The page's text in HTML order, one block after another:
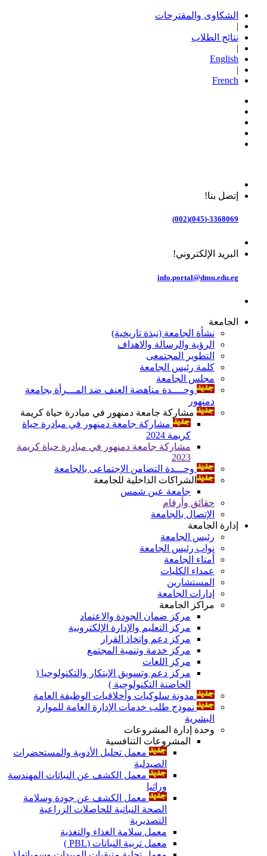
الشكاوى والمقترحات
|
نتائج الطلاب
|
English
|
French
إتصل بنا!
3368069-(045)(002)
البريد الإلكتروني!
info.portal@dmu.edu.eg
الجامعة
نشأة الجامعة (نبذة تاريخية)
الرؤية والرسالة والاهداف
التطوير المجتمعى
كلمة رئيس الجامعة
مجلس الجامعة
وحــــدة مناهضة العنف ضد المـــرأة بجامعة
دمنهور
مشاركة جامعة دمنهور في مبادرة حياة كريمة
مشاركة جامعة دمنهور في مبادرة حياة
كريمة 2024
مشاركة جامعة دمنهور في مبادرة حياة كريمة
2023
وحـــدة التضامن الإجتماعى بالجامعة
الشراكات الداخلية للجامعة
جامعة عين شمس
حقائق وأرقام
الإتصال بالجامعة
إدارة الجامعة
رئيس الجامعة
نواب رئيس الجامعة
أمناء الجامعة
عمداء الكليات
المستشارين
إدارات الجامعة
مراكز الجامعة
مركز ضمان الجودة والاعتماد
مركز التعليم والإدارة الإلكترونية
مركز دعم وإتخاذ القرار
مركز خدمة وتنمية المجتمع
مركز اللغات
مركز دعم وتسويق الإبتكار والتكنولوجيا (
الحاضنة التكنولوجية )
مدونة سلوكيات وأخلاقيات الوظيفة العامة
نموذج طلب خدمات الإدارة العامة للموارد
البشرية
وحدة إدارة المشروعات
المشروعات التنافسية
معمل تحليل الأدوية والمستحضرات
الصيدلية
معمل الكشف عن النباتات المهندسة
وراثيا
معمل الكشف عن جودة وسلامة
الصحة النباتية للحاصلات الزراعية
التصديرية
معمل سلامة الغذاء والتغذية
معمل تربية النباتات (PBL )